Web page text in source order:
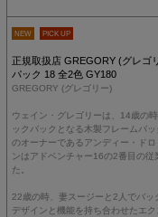
NEW PICK UP
正規取扱店 GREGORY (グレゴ
パック 18 全2色 GY180
GREGORY (グレゴリー)
ウェイン・グレゴリーは、14歳の
ックパックとなる木製フレームパ
のオーナーであるアンディー・ド
ンはアドベンチャー16の2番目の従
た。
22歳の時、妻スージーと2人でバ
デザインと機能を持ち合わせたエ